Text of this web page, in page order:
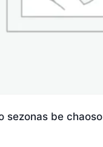
sezonas be chaoso